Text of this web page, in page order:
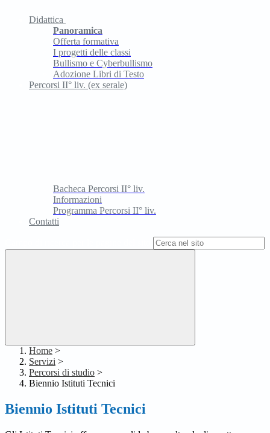
Didattica
Panoramica
Offerta formativa
I progetti delle classi
Bullismo e Cyberbullismo
Adozione Libri di Testo
Percorsi II° liv. (ex serale)
Bacheca Percorsi II° liv.
Informazioni
Programma Percorsi II° liv.
Contatti
Home >
Servizi >
Percorsi di studio >
Biennio Istituti Tecnici
Biennio Istituti Tecnici